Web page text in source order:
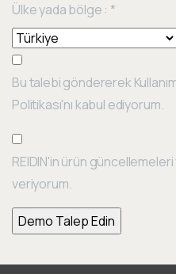
Ülke yada bölge : *
Bu talebi göndererek
Politikası'nı kabul ediyorum.
REIDIN'in ürün
veriyorum.